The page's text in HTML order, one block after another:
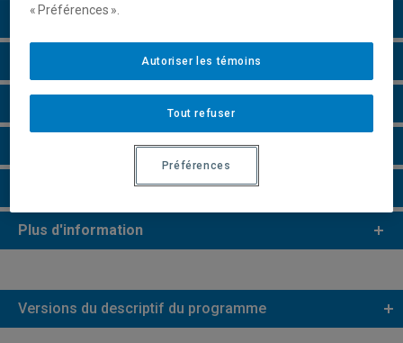
Grille de cheminement
Remarques et règlements
Faire une demande d'admission
Plus d'information
Versions du descriptif du programme
« Préférences ».
Tout refuser
Autoriser les témoins
Préférences